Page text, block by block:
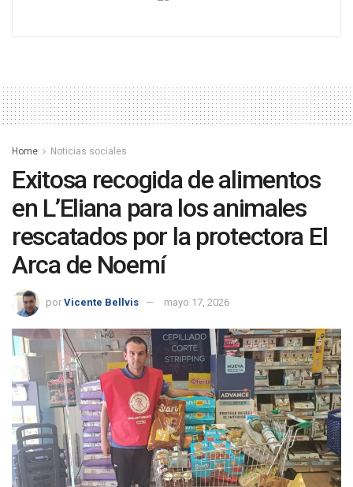
Home Noticias sociales
Exitosa recogida de alimentos
en L’Eliana para los animales
rescatados por la protectora El
Arca de Noemí
por Vicente Bellvis mayo 17, 2026